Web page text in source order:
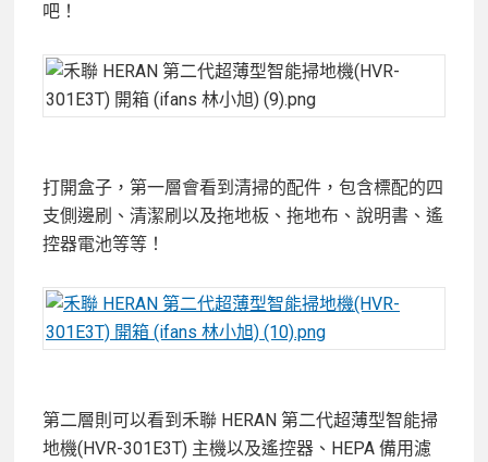
吧！
打開盒子，第一層會看到清掃的配件，包含標配的四
支側邊刷、清潔刷以及拖地板、拖地布、說明書、遙
控器電池等等！
第二層則可以看到禾聯 HERAN 第二代超薄型智能掃
地機(HVR-301E3T) 主機以及遙控器、HEPA 備用濾